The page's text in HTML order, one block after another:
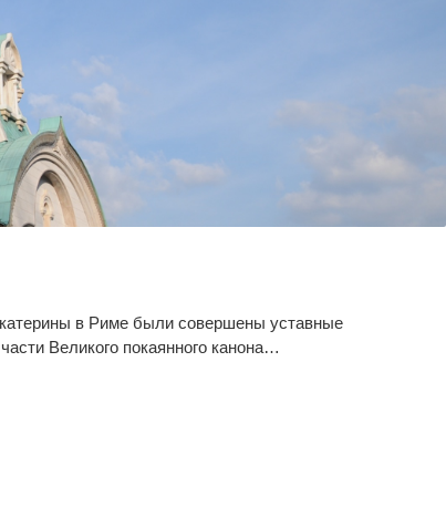
в Риме были совершены уставные
Великого покаянного канона…